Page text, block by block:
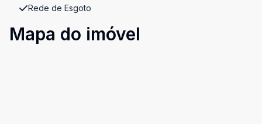
Rede de Esgoto
Mapa do imóvel